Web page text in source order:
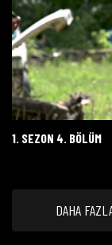
1. SEZON 4. BÖLÜM
DAHA